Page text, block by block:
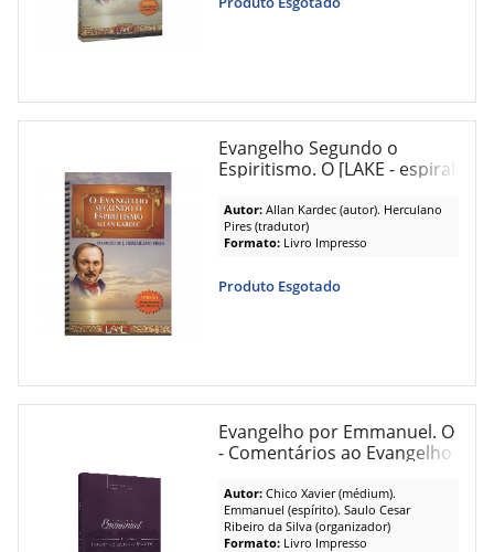
Evangelho Segundo o
Espiritismo. O [LAKE - espiral
Autor:Allan Kardec (autor). Herculano
Pires (tradutor)
Formato: Livro Impresso
Produto Esgotado
Evangelho por Emmanuel. O
- Comentários ao Evangelho
Autor:Chico Xavier (médium).
Emmanuel (espírito). Saulo Cesar
Ribeiro da Silva (organizador)
Formato: Livro Impresso